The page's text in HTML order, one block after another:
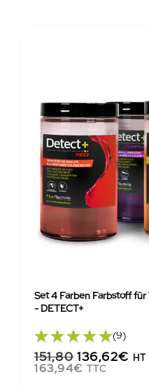
Set 4 Farben Farbstoff
- DETECT+
(9)
151,80 136,62€ HT
163,94€ TTC